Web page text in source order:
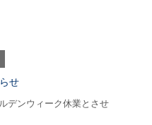
せ
デンウィーク休業とさせ